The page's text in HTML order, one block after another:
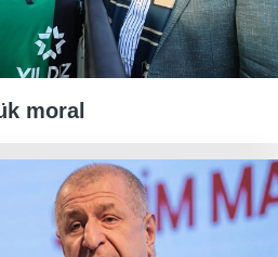
moral